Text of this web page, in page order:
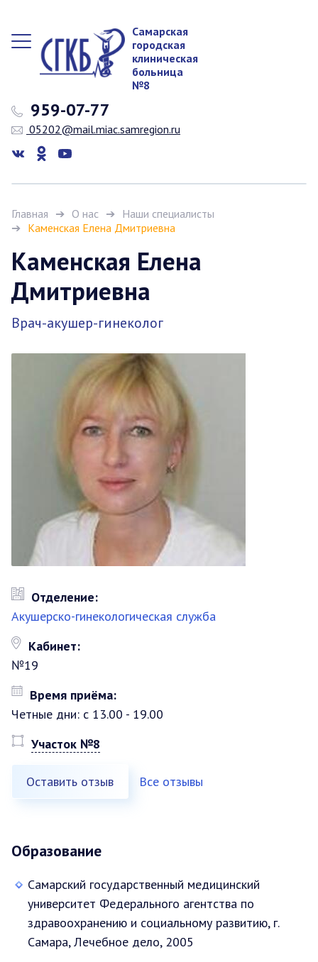
Самарская
городская
клиническая
больница
№8
959-07-77
05202@mail.miac.samregion.ru
Главная О нас
Наши специалисты
Каменская Елена Дмитриевна
Каменская Елена
Дмитриевна
Врач-акушер-гинеколог
Отделение:
Акушерско-гинекологическая служба
Кабинет:
№19
Время приёма:
Четные дни: с 13.00 - 19.00
Участок №8
Оставить отзыв Все отзывы
Образование
Самарский государственный медицинский
университет Федерального агентства по
здравоохранению и социальному развитию, г.
Самара, Лечебное дело, 2005